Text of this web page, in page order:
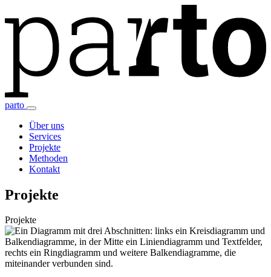
parto
Über uns
Services
Projekte
Methoden
Kontakt
Projekte
Projekte